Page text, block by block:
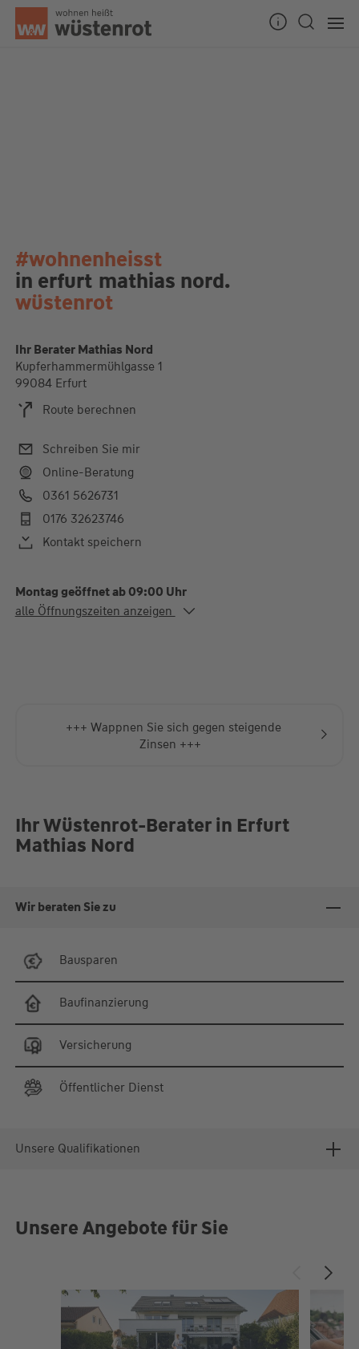
#wohnenheisst
in erfurt mathias nord.
wüstenrot
Ihr Berater Mathias Nord
Kupferhammermühlgasse 1
99084 Erfurt
Route berechnen
Schreiben Sie mir
Online-Beratung
0361 5626731
0176 32623746
Kontakt speichern
Montag geöffnet ab 09:00 Uhr
Alle Öffnungszeiten
alle Öffnungszeiten anzeigen
+++ Wappnen Sie sich gegen steigende
Zinsen +++
Ihr Wüstenrot-Berater in Erfurt
Mathias Nord
Wir beraten Sie zu
Bausparen
Baufinanzierung
Versicherung
Öffentlicher Dienst
Unsere Qualifikationen
Unsere Angebote für Sie